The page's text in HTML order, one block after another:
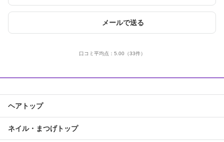
メールで送る
口コミ平均点： 5.00 （33件）
ヘアトップ
ネイル・まつげトップ